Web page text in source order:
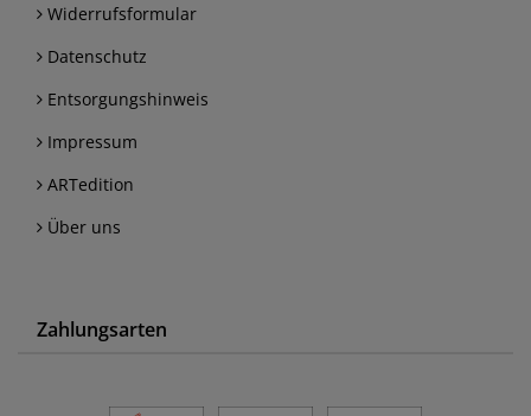
Widerrufsformular
Datenschutz
Entsorgungshinweis
Impressum
ARTedition
Über uns
Zahlungsarten